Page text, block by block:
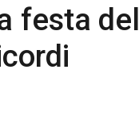
festa del